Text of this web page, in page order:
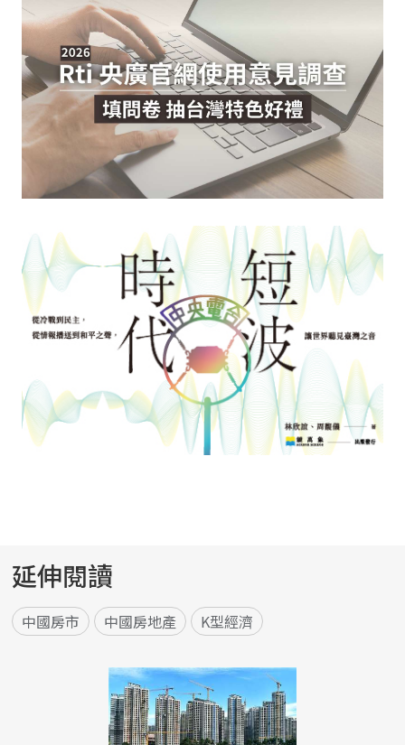
延伸閱讀
中國房市 中國房地產 K型經濟